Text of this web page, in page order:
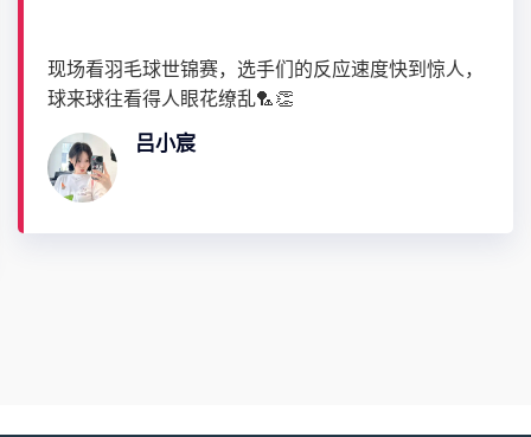
现场看羽毛球世锦赛，选手们的反应速度快到惊人，
球来球往看得人眼花缭乱🏸👏
吕小宸